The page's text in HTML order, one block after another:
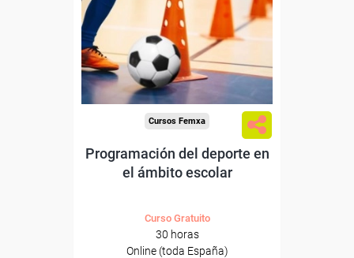
Para desempleados,
trabajadores y autónomos.
Sector
-Educación.
Cursos Femxa
Programación del deporte en
el ámbito escolar
Curso Gratuito
30 horas
Online (toda España)